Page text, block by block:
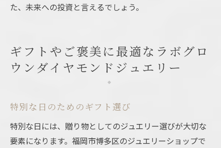
た、未来への投資と言えるでしょう。
ギフトやご褒美に最適なラボグロ
ウンダイヤモンドジュエリー
特別な日のためのギフト選び
特別な日には、贈り物としてのジュエリー選びが大切な
要素になります。福岡市博多区のジュエリーショップで